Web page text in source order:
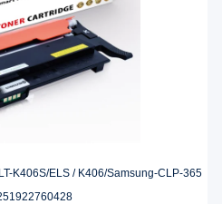
K406S/ELS / K406/Samsung-CLP-365